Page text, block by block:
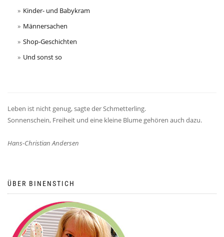
Kinder- und Babykram
Männersachen
Shop-Geschichten
Und sonst so
Leben ist nicht genug, sagte der Schmetterling.
Sonnenschein, Freiheit und eine kleine Blume gehören auch dazu.
Hans-Christian Andersen
ÜBER BINENSTICH